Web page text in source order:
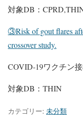
対象DB：
③Risk of gout flares
crossover study.
COVID-19ワクチン
対象DB：THIN
カテゴリー: 未分類